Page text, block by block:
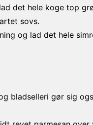
det hele koge top
sovs.
og lad det hele
bladselleri gør sig